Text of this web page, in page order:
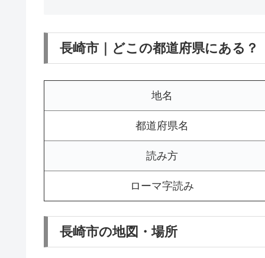
長崎市｜どこの都道府県にある？
地名
都道府県名
読み方
ローマ字読み
長崎市の地図・場所